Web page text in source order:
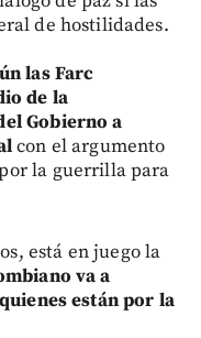
de hostilidades.
las Farc
de la
Gobierno a
con el argumento
la guerrilla para
está en juego la
va a
están por la